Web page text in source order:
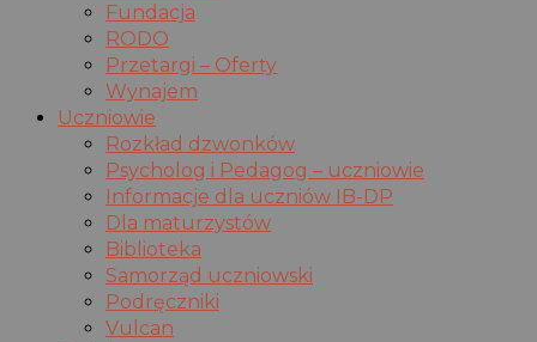
Fundacja
RODO
Przetargi – Oferty
Wynajem
Uczniowie
Rozkład dzwonków
Psycholog i Pedagog – uczniowie
Informacje dla uczniów IB-DP
Dla maturzystów
Biblioteka
Samorząd uczniowski
Podręczniki
Vulcan